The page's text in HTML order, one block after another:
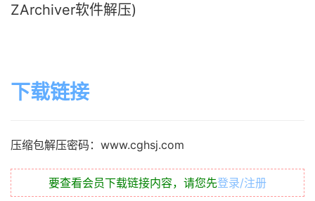
ZArchiver软件解压)
下载链接
压缩包解压密码：www.cghsj.com
要查看会员下载链接内容，请您先登录/注册